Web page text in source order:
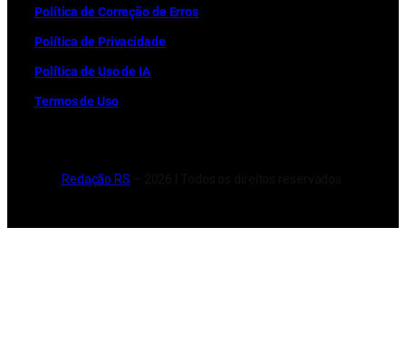
Política de Correção de Erros
Política de Privacidade
Política de Uso de IA
Termos de Uso
Redação RS